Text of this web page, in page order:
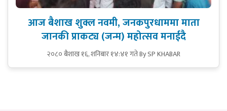
आज बैशाख शुक्ल नवमी, जनकपुरधाममा माता
जानकी प्राकट्य (जन्म) महोत्सव मनाईदै
२०८० बैशाख १६, शनिबार १४:४१ गतेBy SP KHABAR